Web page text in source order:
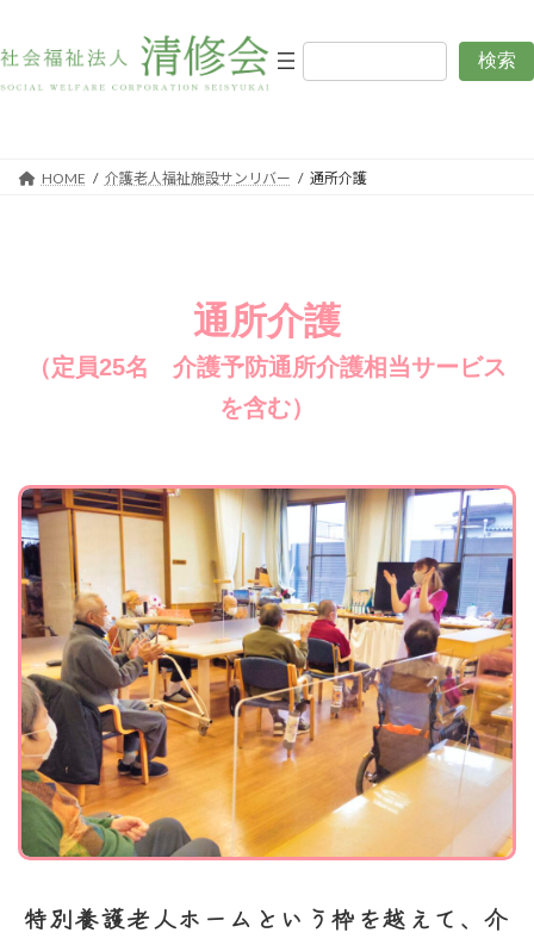
テ
ン
ゲ
ー
検索
通所介護
HOME 介護老人福祉施設サンリバー 通所介護
通所介護
（定員25名 介護予防通所介護相当サービス
を含む）
特別養護老人ホームという枠を越えて、介